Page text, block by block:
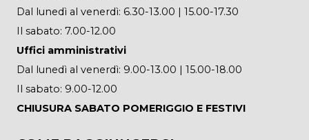
Dal lunedì al venerdì: 6.30-13.00 | 15.00-17.30
Il sabato: 7.00-12.00
Uffici amministrativi
Dal lunedì al venerdì: 9.00-13.00 | 15.00-18.00
Il sabato: 9.00-12.00
CHIUSURA SABATO POMERIGGIO E FESTIVI